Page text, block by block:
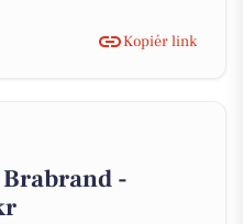
Kopiér link
-